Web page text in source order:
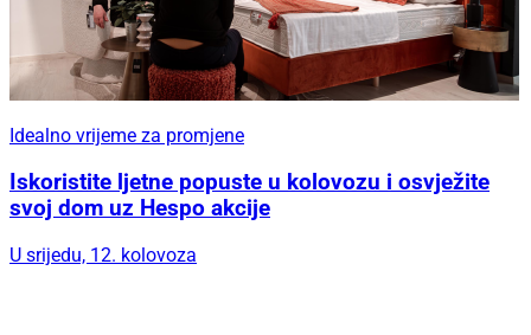
Idealno vrijeme za promjene
Iskoristite ljetne popuste u kolovozu i osvježite
svoj dom uz Hespo akcije
U srijedu, 12. kolovoza